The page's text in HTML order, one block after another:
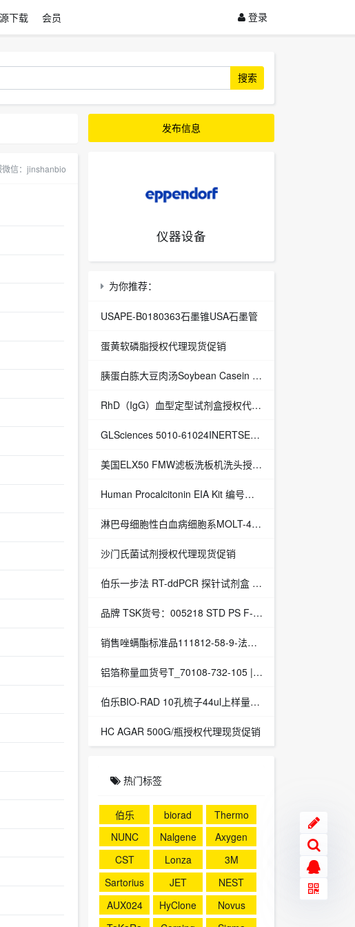
下载 会员 登录
搜索
微信：jinshanbio
发布信息
仪器设备
为你推荐：
USAPE-B0180363石墨锥USA石墨管
蛋黄软磷脂授权代理现货促销
胰蛋白胨大豆肉汤Soybean Casein Digest培养基USP（CM0129）授权代理现货促销
RhD（IgG）血型定型试剂盒授权代理现货促销
GLSciences 5010-61024INERTSEPC18-B500MG/6ML30/PK INERTSEPC18-B500MG/6ML30/PK - 授权代理
美国ELX50 FMW滤板洗板机洗头授权代理现货促销
Human Procalcitonin EIA Kit 编号：MK158
淋巴母细胞性白血病细胞系MOLT-4授权代理现货促销
沙门氏菌试剂授权代理现货促销
伯乐一步法 RT-ddPCR 探针试剂盒 | 授权代理
品牌 TSK货号：005218 STD PS F-550 STD PS F-550 - 授权代理
销售唑螨酯标准品111812-58-9-法国A2S代理现货促销
铝箔称量皿货号T_70108-732-105 | 授权代理
伯乐BIO-RAD 10孔梳子44ul上样量1653359165-3359现货促销
HC AGAR 500G/瓶授权代理现货促销
热门标签
伯乐 biorad
Thermo
NUNC
Nalgene
Axygen
CST
Lonza
3M
Sartorius
JET
NEST
AUX024
HyClone
Novus